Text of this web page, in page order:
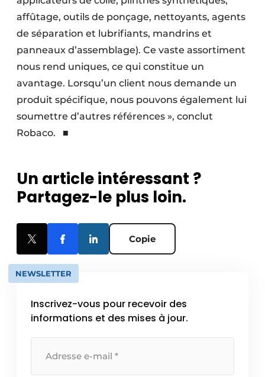
affûtage, outils de ponçage, nettoyants, agents
de séparation et lubrifiants, mandrins et
panneaux d’assemblage). Ce vaste assortiment
nous rend uniques, ce qui constitue un
avantage. Lorsqu’un client nous demande un
produit spécifique, nous pouvons également lui
soumettre d’autres références », conclut
Robaco. ■
Un article intéressant ?
Partagez-le plus loin.
Copie
NEWSLETTER
Inscrivez-vous pour recevoir des
informations et des mises à jour.